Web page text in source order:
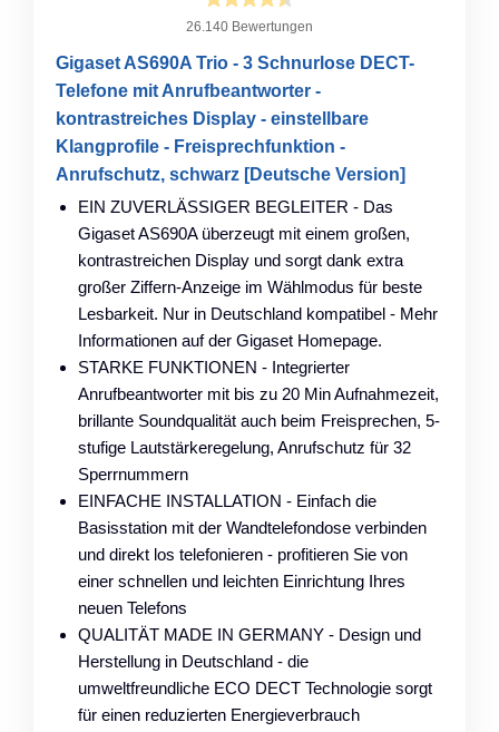
26.140 Bewertungen
Gigaset AS690A Trio - 3 Schnurlose DECT-
Telefone mit Anrufbeantworter -
kontrastreiches Display - einstellbare
Klangprofile - Freisprechfunktion -
Anrufschutz, schwarz [Deutsche Version]
EIN ZUVERLÄSSIGER BEGLEITER - Das
Gigaset AS690A überzeugt mit einem großen,
kontrastreichen Display und sorgt dank extra
großer Ziffern-Anzeige im Wählmodus für beste
Lesbarkeit. Nur in Deutschland kompatibel - Mehr
Informationen auf der Gigaset Homepage.
STARKE FUNKTIONEN - Integrierter
Anrufbeantworter mit bis zu 20 Min Aufnahmezeit,
brillante Soundqualität auch beim Freisprechen, 5-
stufige Lautstärkeregelung, Anrufschutz für 32
Sperrnummern
EINFACHE INSTALLATION - Einfach die
Basisstation mit der Wandtelefondose verbinden
und direkt los telefonieren - profitieren Sie von
einer schnellen und leichten Einrichtung Ihres
neuen Telefons
QUALITÄT MADE IN GERMANY - Design und
Herstellung in Deutschland - die
umweltfreundliche ECO DECT Technologie sorgt
für einen reduzierten Energieverbrauch